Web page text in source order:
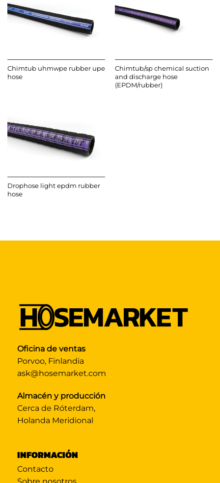
Chimtub uhmwpe rubber upe
hose
Chimtub/sp chemical suction
and discharge hose
(EPDM/rubber)
Drophose light epdm rubber
hose
Oficina de ventas
Porvoo, Finlandia
ask@hosemarket.com
Almacén y producción
Cerca de Róterdam,
Holanda Meridional
INFORMACIÓN
Contacto